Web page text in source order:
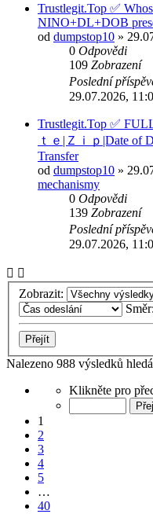
Trustlegit.Top ✅
NINO+DL+DOB
od dumpstop10 »
0 Odpovědi
109 Zobrazení
Poslední
29.07.2026,
Trustlegit.Top ✅
ｔｅ|Ｚｉｐ|Date of
Transfer
od dumpstop10 »
mechanismy
0 Odpovědi
139 Zobrazení
Poslední
29.07.2026,
Zobrazit:
Směr:
Nalezeno 988 výsledků
Stránka
z
40
Klikněte pro
1
2
3
4
5
…
40